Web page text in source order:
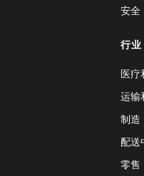
安全
行业
医疗
运输
制造
配送
零售